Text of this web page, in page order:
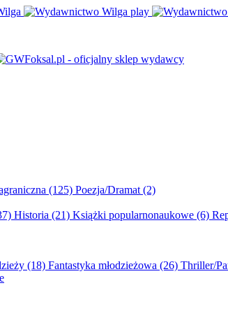
(125) Poezja/Dramat (2)
Historia (21) Książki popularnonaukowe (6)
(18) Fantastyka młodzieżowa (26) Thriller/